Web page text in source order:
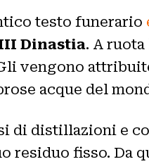
testo funerario
Dinastia. A
vengono
acque del
di distillazioni e
residuo fisso. Da